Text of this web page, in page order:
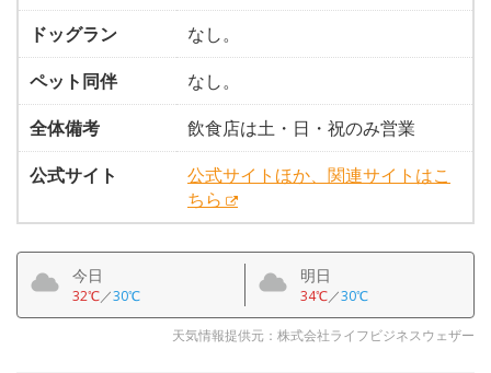
ドッグラン
なし。
ペット同伴
なし。
全体備考
飲食店は土・日・祝のみ営業
公式サイト
公式サイトほか、関連サイトはこ
ちら
今日
32℃／30℃
明日
34℃／30℃
天気情報提供元：株式会社ライフビジネスウェザー